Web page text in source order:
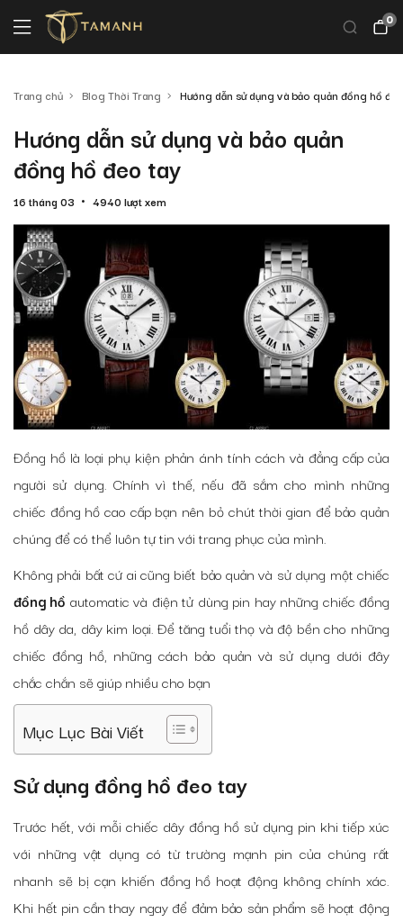
0
Trang chủ Blog Thời Trang Hướng dẫn sử dụng và bảo quản đồng hồ
Hướng dẫn sử dụng và bảo quản
đồng hồ đeo tay
16 tháng 03 4940 lượt xem
Đồng hồ là loại phụ kiện phản ánh tính cách và đẳng cấp của
người sử dụng. Chính vì thế, nếu đã sắm cho mình những
chiếc đồng hồ cao cấp bạn nên bỏ chút thời gian để bảo quản
chúng để có thể luôn tự tin với trang phục của mình.
Không phải bất cứ ai cũng biết bảo quản và sử dụng một chiếc
đồng hồ automatic và điện tử dùng pin hay những chiếc đồng
hồ dây da, dây kim loại. Để tăng tuổi thọ và độ bền cho những
chiếc đồng hồ, những cách bảo quản và sử dụng dưới đây
chắc chắn sẽ giúp nhiều cho bạn
Mục Lục Bài Viết
Sử dụng đồng hồ đeo tay
Trước hết, với mỗi chiếc dây đồng hồ sử dụng pin khi tiếp xúc
với những vật dụng có từ trường mạnh pin của chúng rất
nhanh sẽ bị cạn khiến đồng hồ hoạt động không chính xác.
Khi hết pin cần thay ngay để đảm bảo sản phẩm sẽ hoạt động